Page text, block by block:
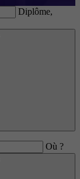
Diplôme,
Où ?